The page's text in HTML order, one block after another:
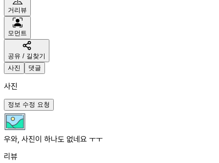
거리뷰
모먼트
공유 / 길찾기
사진
댓글
사진
정보 수정 요청
우와, 사진이 하나도 없네요 ㅜㅜ
리뷰